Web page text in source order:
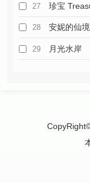
27 珍宝
28 安妮的仙境
29 月光水岸